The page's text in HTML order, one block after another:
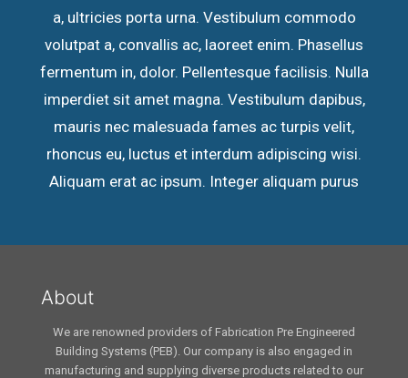
a, ultricies porta urna. Vestibulum commodo
volutpat a, convallis ac, laoreet enim. Phasellus
fermentum in, dolor. Pellentesque facilisis. Nulla
imperdiet sit amet magna. Vestibulum dapibus,
mauris nec malesuada fames ac turpis velit,
rhoncus eu, luctus et interdum adipiscing wisi.
Aliquam erat ac ipsum. Integer aliquam purus
About
We are renowned providers of Fabrication Pre Engineered
Building Systems (PEB). Our company is also engaged in
manufacturing and supplying diverse products related to our